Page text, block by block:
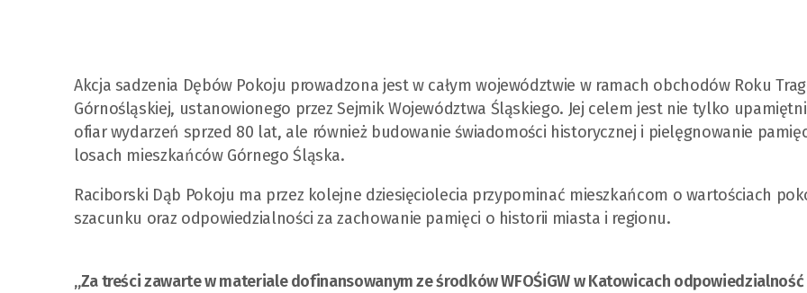
Akcja sadzenia Dębów Pokoju prowadzona jest w całym województwie w ramach obchodów Roku
Górnośląskiej, ustanowionego przez Sejmik Województwa Śląskiego. Jej celem jest nie tylko
ofiar wydarzeń sprzed 80 lat, ale również budowanie świadomości historycznej i pielęgnowanie
losach mieszkańców Górnego Śląska.
Raciborski Dąb Pokoju ma przez kolejne dziesięciolecia przypominać mieszkańcom o wartościach
szacunku oraz odpowiedzialności za zachowanie pamięci o historii miasta i regionu.
„Za treści zawarte w materiale dofinansowanym ze środków WFOŚiGW w Katowicach